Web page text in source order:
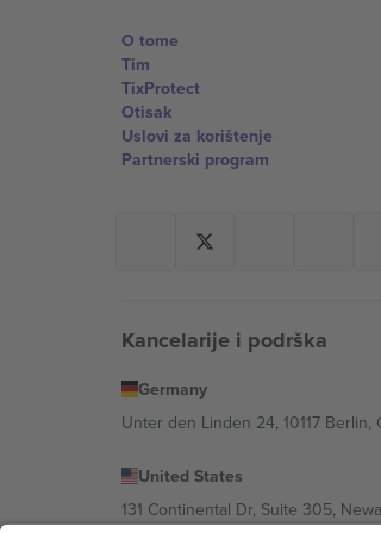
O tome
Tim
TixProtect
Otisak
Uslovi za korištenje
Partnerski program
Kancelarije i podrška
Germany
Unter den Linden 24, 10117 Berlin,
United States
131 Continental Dr, Suite 305,